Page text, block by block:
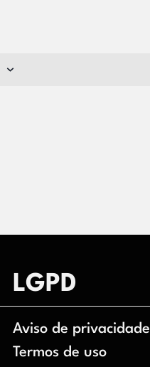
LGPD
Aviso de privacidade
Termos de uso